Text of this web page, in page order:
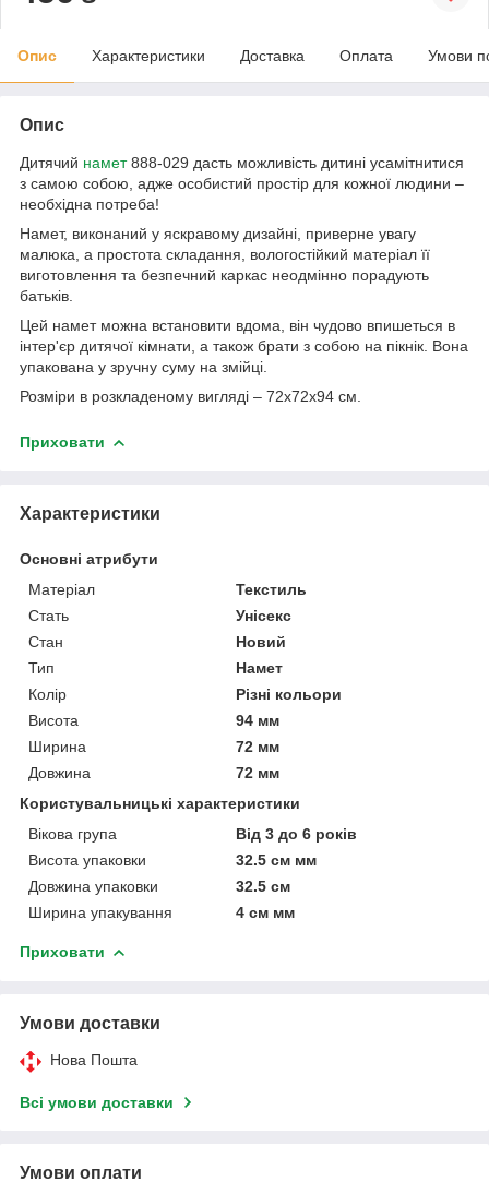
Опис Характеристики Доставка Оплата Умови
Опис
Дитячий намет888-029 дасть можливість дитині усамітнитися
з самою собою, адже особистий простір для кожної людини –
необхідна потреба!
Намет, виконаний у яскравому дизайні, приверне увагу
малюка, а простота складання, вологостійкий матеріал її
виготовлення та безпечний каркас неодмінно порадують
батьків.
Цей намет можна встановити вдома, він чудово впишеться в
інтер'єр дитячої кімнати, а також брати з собою на пікнік. Вона
упакована у зручну суму на змійці.
Розміри в розкладеному вигляді – 72х72х94 см.
Приховати
Характеристики
Основні атрибути
Матеріал
Текстиль
Стать
Унісекс
Стан
Новий
Тип
Намет
Колір
Різні кольори
Висота
94 мм
Ширина
72 мм
Довжина
72 мм
Користувальницькі характеристики
Вікова група
Від 3 до 6 років
Висота упаковки
32.5 см мм
Довжина упаковки
32.5 см
Ширина упакування
4 см мм
Приховати
Умови доставки
Нова Пошта
Всі умови доставки
Умови оплати